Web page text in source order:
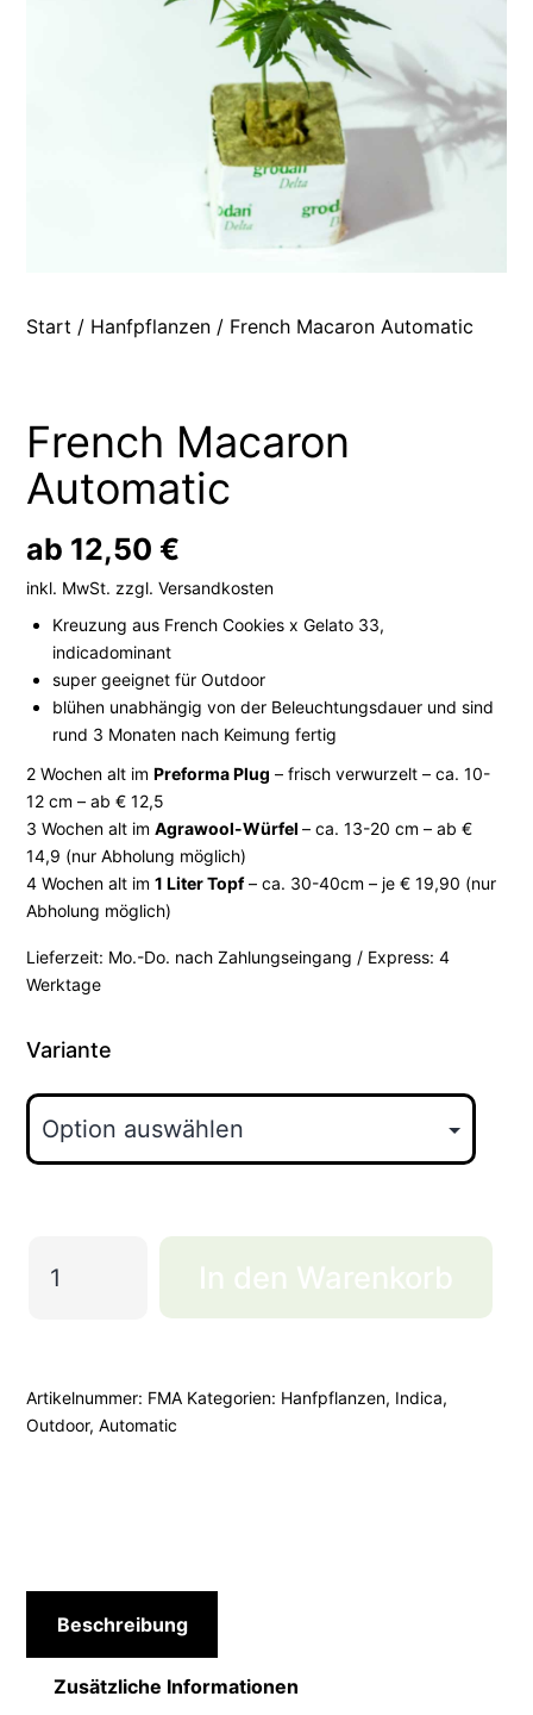
Start / Hanfpflanzen / French Macaron Automatic
French Macaron
Automatic
ab 12,50€
inkl. MwSt. zzgl.Versandkosten
Kreuzung aus French Cookies x Gelato 33,
indicadominant
super geeignet für Outdoor
blühen unabhängig von der Beleuchtungsdauer und sind
rund 3 Monaten nach Keimung fertig
2 Wochen alt imPreforma Plug – frisch verwurzelt – ca. 10-
12 cm – ab € 12,5
3 Wochen alt imAgrawool-Würfel– ca. 13-20 cm – ab €
14,9 (nur Abholung möglich)
4 Wochen alt im1 Liter Topf– ca. 30-40cm – je € 19,90 (nur
Abholung möglich)
Lieferzeit: Mo.-Do. nach Zahlungseingang / Express: 4
Werktage
Variante
Macaron
In den Warenkorb
Artikelnummer: FMA Kategorien: Hanfpflanzen, Indica,
Outdoor,Automatic
Beschreibung
Zusätzliche Informationen